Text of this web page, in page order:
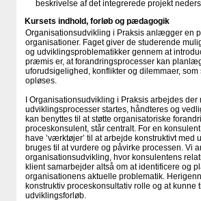
beskrivelse af det integrerede projekt
Kursets indhold, forløb og pædagogik
Organisationsudvikling i Praksis anlægger en
organisationer. Faget giver de studerende
og udviklingsproblematikker gennem at
præmis er, at forandringsprocesser kan
uforudsigelighed, konflikter og dilemmaer,
opløses.
I Organisationsudvikling i Praksis arbejdes
udviklingsprocesser startes, håndteres og
kan benyttes til at støtte organisatoriske
proceskonsulent, står centralt. For en
have ’værktøjer’ til at arbejde konstruktivt
bruges til at vurdere og påvirke processen. Vi
organisationsudvikling, hvor konsulentens
klient samarbejder altså om at identificere og
organisationens aktuelle problematik.
konstruktiv proceskonsultativ rolle og at
udviklingsforløb.